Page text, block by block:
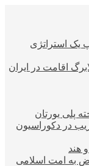
یک استراتژی
اقامت در ایران
پلی یورتان
در دکوراسیون
هند
به امت اسلامی